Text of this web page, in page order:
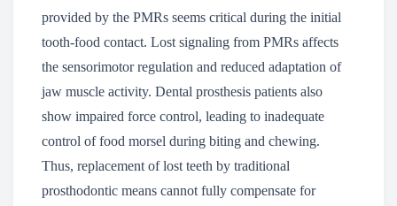
provided by the PMRs seems critical during the initial
tooth-food contact. Lost signaling from PMRs affects
the sensorimotor regulation and reduced adaptation of
jaw muscle activity. Dental prosthesis patients also
show impaired force control, leading to inadequate
control of food morsel during biting and chewing.
Thus, replacement of lost teeth by traditional
prosthodontic means cannot fully compensate for